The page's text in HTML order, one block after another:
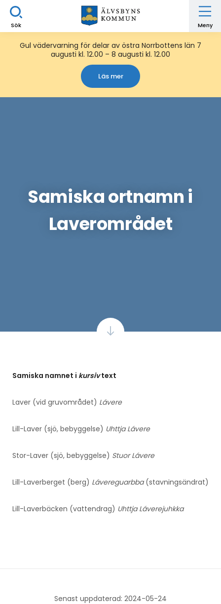
Sök Meny
Gul vädervarning för delar av östra Norrbottens län 7
augusti kl. 12.00 – 8 augusti kl. 12.00
Läs mer
Samiska ortnamn i
Laverområdet
Samiska namnet i kursivtext
Laver (vid gruvområdet) Lávere
Lill-Laver (sjö, bebyggelse) Uhttja Lávere
Stor-Laver (sjö, bebyggelse) Stuor Lávere
Lill-Laverberget (berg) Lávereguarbba(stavningsändrat)
Lill-Laverbäcken (vattendrag) Uhttja Láverejuhkka
Senast uppdaterad: 2024-05-24